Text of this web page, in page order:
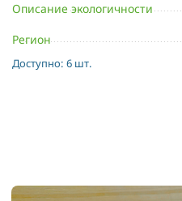
Описание экологичности
Регион
Доступно: 6 шт.